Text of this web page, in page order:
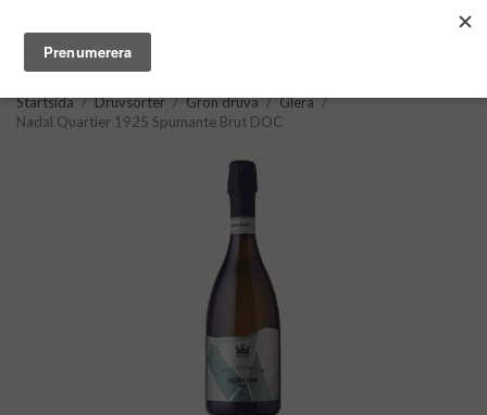
Startsida / Druvsorter / Grön druva / Glera /
Nadal Quartier 1925 Spumante Brut DOC